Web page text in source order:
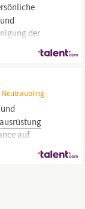
der
etc.)
Firmenhandy,
Neutraubling
auf